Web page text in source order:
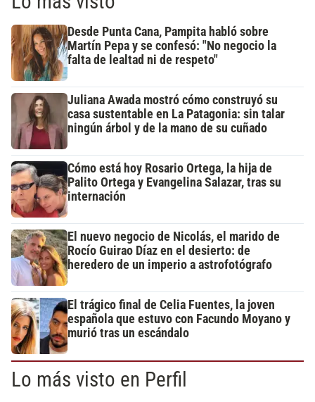
Desde Punta Cana, Pampita habló sobre
Martín Pepa y se confesó: "No negocio la
falta de lealtad ni de respeto"
Juliana Awada mostró cómo construyó su
casa sustentable en La Patagonia: sin talar
ningún árbol y de la mano de su cuñado
Cómo está hoy Rosario Ortega, la hija de
Palito Ortega y Evangelina Salazar, tras su
internación
El nuevo negocio de Nicolás, el marido de
Rocío Guirao Díaz en el desierto: de
heredero de un imperio a astrofotógrafo
El trágico final de Celia Fuentes, la joven
española que estuvo con Facundo Moyano y
murió tras un escándalo
Lo más visto en Perfil